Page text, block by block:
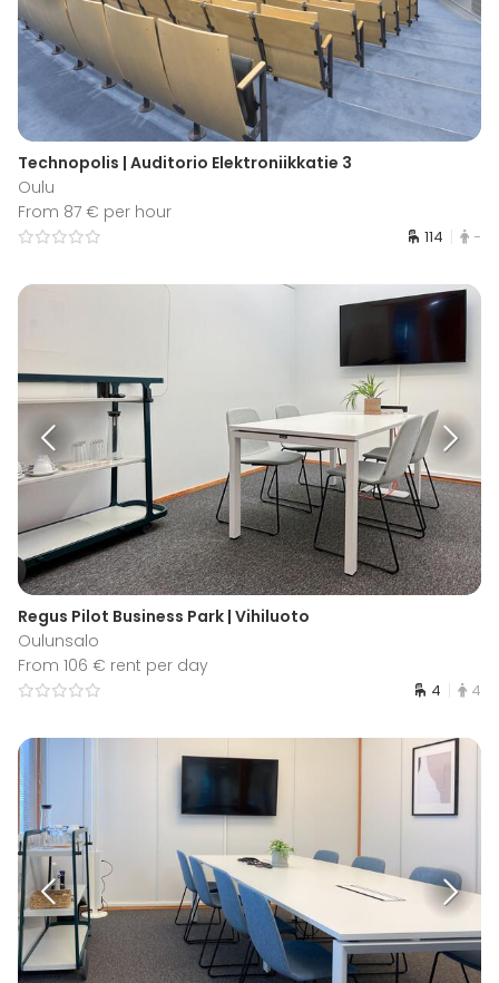
Technopolis | Auditorio Elektroniikkatie 3
Oulu
From 87 € per hour
114 -
Regus Pilot Business Park | Vihiluoto
Oulunsalo
From 106 € rent per day
4 4